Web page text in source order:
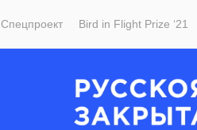
Спецпроект Bird in Flight Prize ‘21